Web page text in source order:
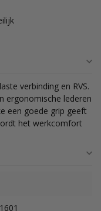
verbinding en RVS.
ergonomische lederen
een goede grip geeft
het werkcomfort